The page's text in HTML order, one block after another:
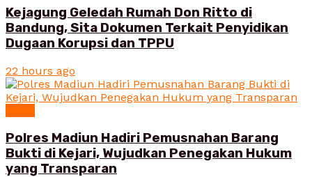
Kejagung Geledah Rumah Don Ritto di
Bandung, Sita Dokumen Terkait Penyidikan
Dugaan Korupsi dan TPPU
22 hours ago
Polres Madiun Hadiri Pemusnahan Barang
Bukti di Kejari, Wujudkan Penegakan Hukum
yang Transparan